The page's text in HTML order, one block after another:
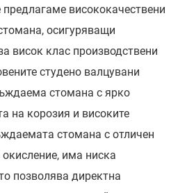
висококачествени
осигуряващи
висок клас производствени
студено валцувани
стомана с ярко
на корозия и високите
стомана с отличен
има ниска
позволява директна